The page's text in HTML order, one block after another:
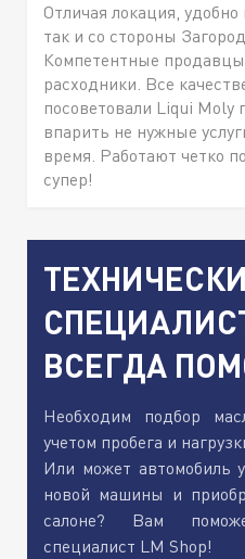
Отличая локация,
так и со стороны
Компетентные
расходники. Все
посоветовали Liqui
впарить не нужные
время. Работают четко
супер!
СПЕЦИАЛИСТ
ВСЕГДА
Необходим подбор
учетом пробега и
Или может автомобиль
новой машины и
салоне? Вам
специалист LM Shop!